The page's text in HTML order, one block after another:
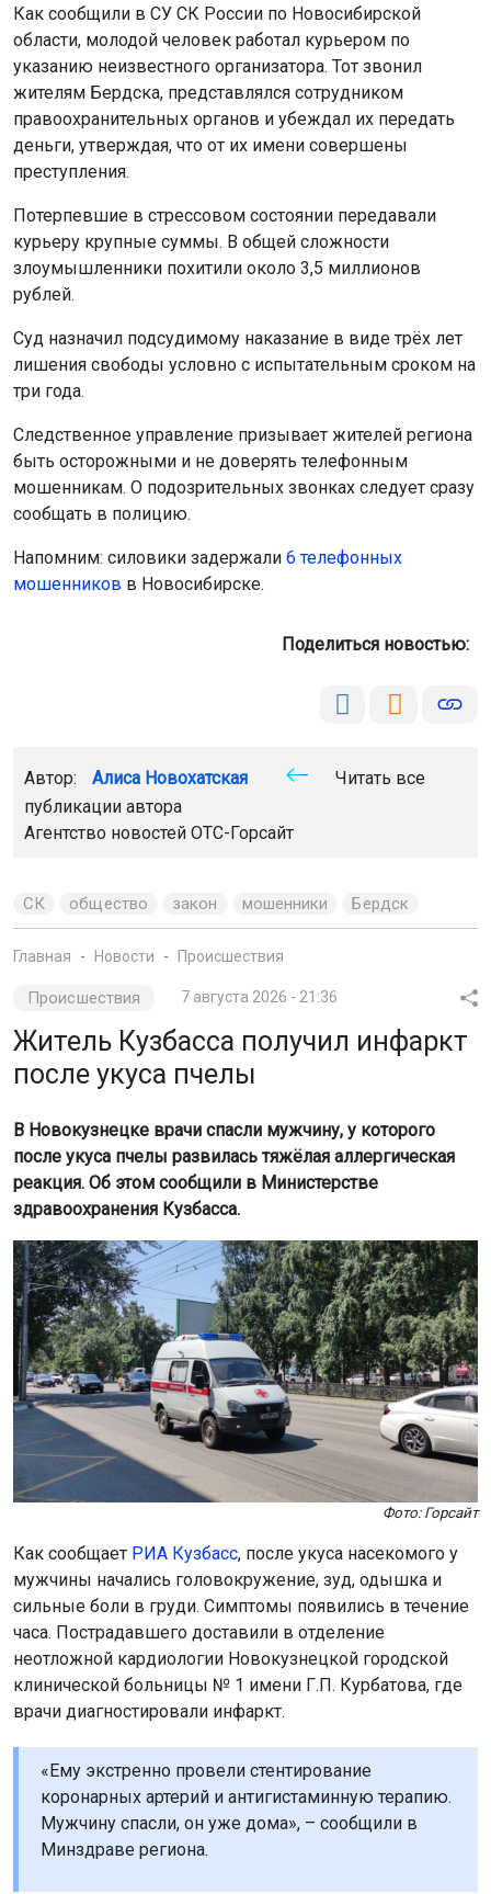
Как сообщили в СУ СК России по Новосибирской
области, молодой человек работал курьером по
указанию неизвестного организатора. Тот звонил
жителям Бердска, представлялся сотрудником
правоохранительных органов и убеждал их передать
деньги, утверждая, что от их имени совершены
преступления.
Потерпевшие в стрессовом состоянии передавали
курьеру крупные суммы. В общей сложности
злоумышленники похитили около 3,5 миллионов
рублей.
Суд назначил подсудимому наказание в виде трёх лет
лишения свободы условно с испытательным сроком на
три года.
Следственное управление призывает жителей региона
быть осторожными и не доверять телефонным
мошенникам. О подозрительных звонках следует сразу
сообщать в полицию.
Напомним: силовики задержали 6 телефонных
мошенников в Новосибирске.
Поделиться новостью:
Автор: Алиса Новохатская
Читать все
публикации автора
Агентство новостей ОТС-Горсайт
СК общество закон мошенники Бердск
Главная Новости Происшествия
Происшествия 7 августа 2026 - 21:36
Житель Кузбасса получил инфаркт
после укуса пчелы
В Новокузнецке врачи спасли мужчину, у которого
после укуса пчелы развилась тяжёлая аллергическая
реакция. Об этом сообщили в Министерстве
здравоохранения Кузбасса.
Фото: Горсайт
Как сообщает РИА Кузбасс, после укуса насекомого у
мужчины начались головокружение, зуд, одышка и
сильные боли в груди. Симптомы появились в течение
часа. Пострадавшего доставили в отделение
неотложной кардиологии Новокузнецкой городской
клинической больницы № 1 имени Г.П. Курбатова, где
врачи диагностировали инфаркт.
«Ему экстренно провели стентирование
коронарных артерий и антигистаминную терапию.
Мужчину спасли, он уже дома», – сообщили в
Минздраве региона.